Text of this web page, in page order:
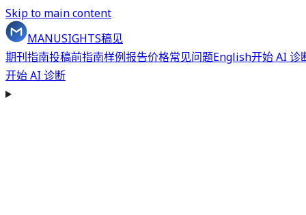
Skip to main content
MANUSIGHTS稿见
期刊指南投稿前指南样例报告价格常见问题English开始 AI 诊
开始 AI 诊断